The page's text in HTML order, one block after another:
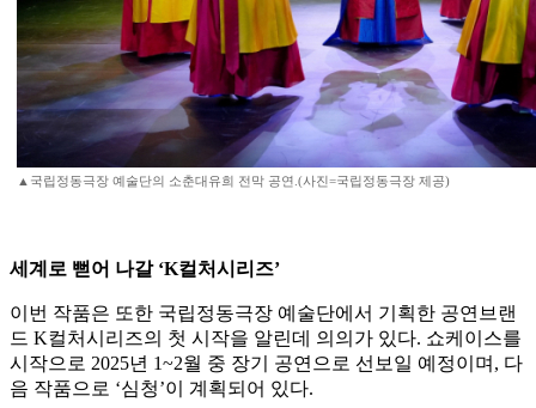
▲국립정동극장 예술단의 소춘대유희 전막 공연.(사진=국립정동극장 제공)
세계로 뻗어 나갈 ‘K컬처시리즈’
이번 작품은 또한 국립정동극장 예술단에서 기획한 공연브랜
드 K컬처시리즈의 첫 시작을 알린데 의의가 있다. 쇼케이스를
시작으로 2025년 1~2월 중 장기 공연으로 선보일 예정이며, 다
음 작품으로 ‘심청’이 계획되어 있다.